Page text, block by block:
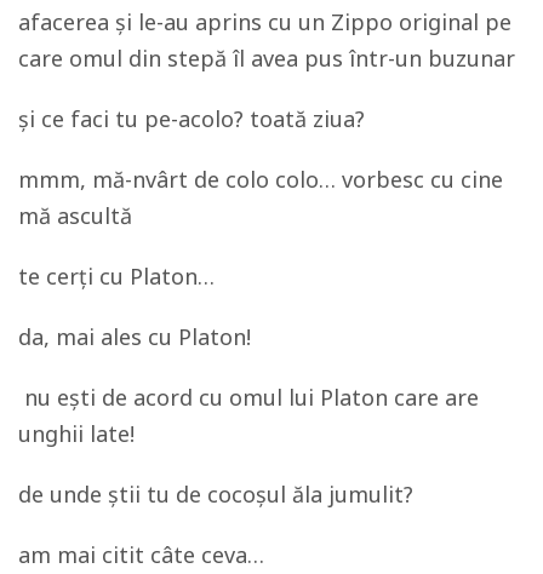
afacerea și le-au aprins cu un Zippo original pe
care omul din stepă îl avea pus într-un buzunar
și ce faci tu pe-acolo? toată ziua?
mmm, mă-nvârt de colo colo… vorbesc cu cine
mă ascultă
te cerți cu Platon…
da, mai ales cu Platon!
nu ești de acord cu omul lui Platon care are
unghii late!
de unde știi tu de cocoșul ăla jumulit?
am mai citit câte ceva…